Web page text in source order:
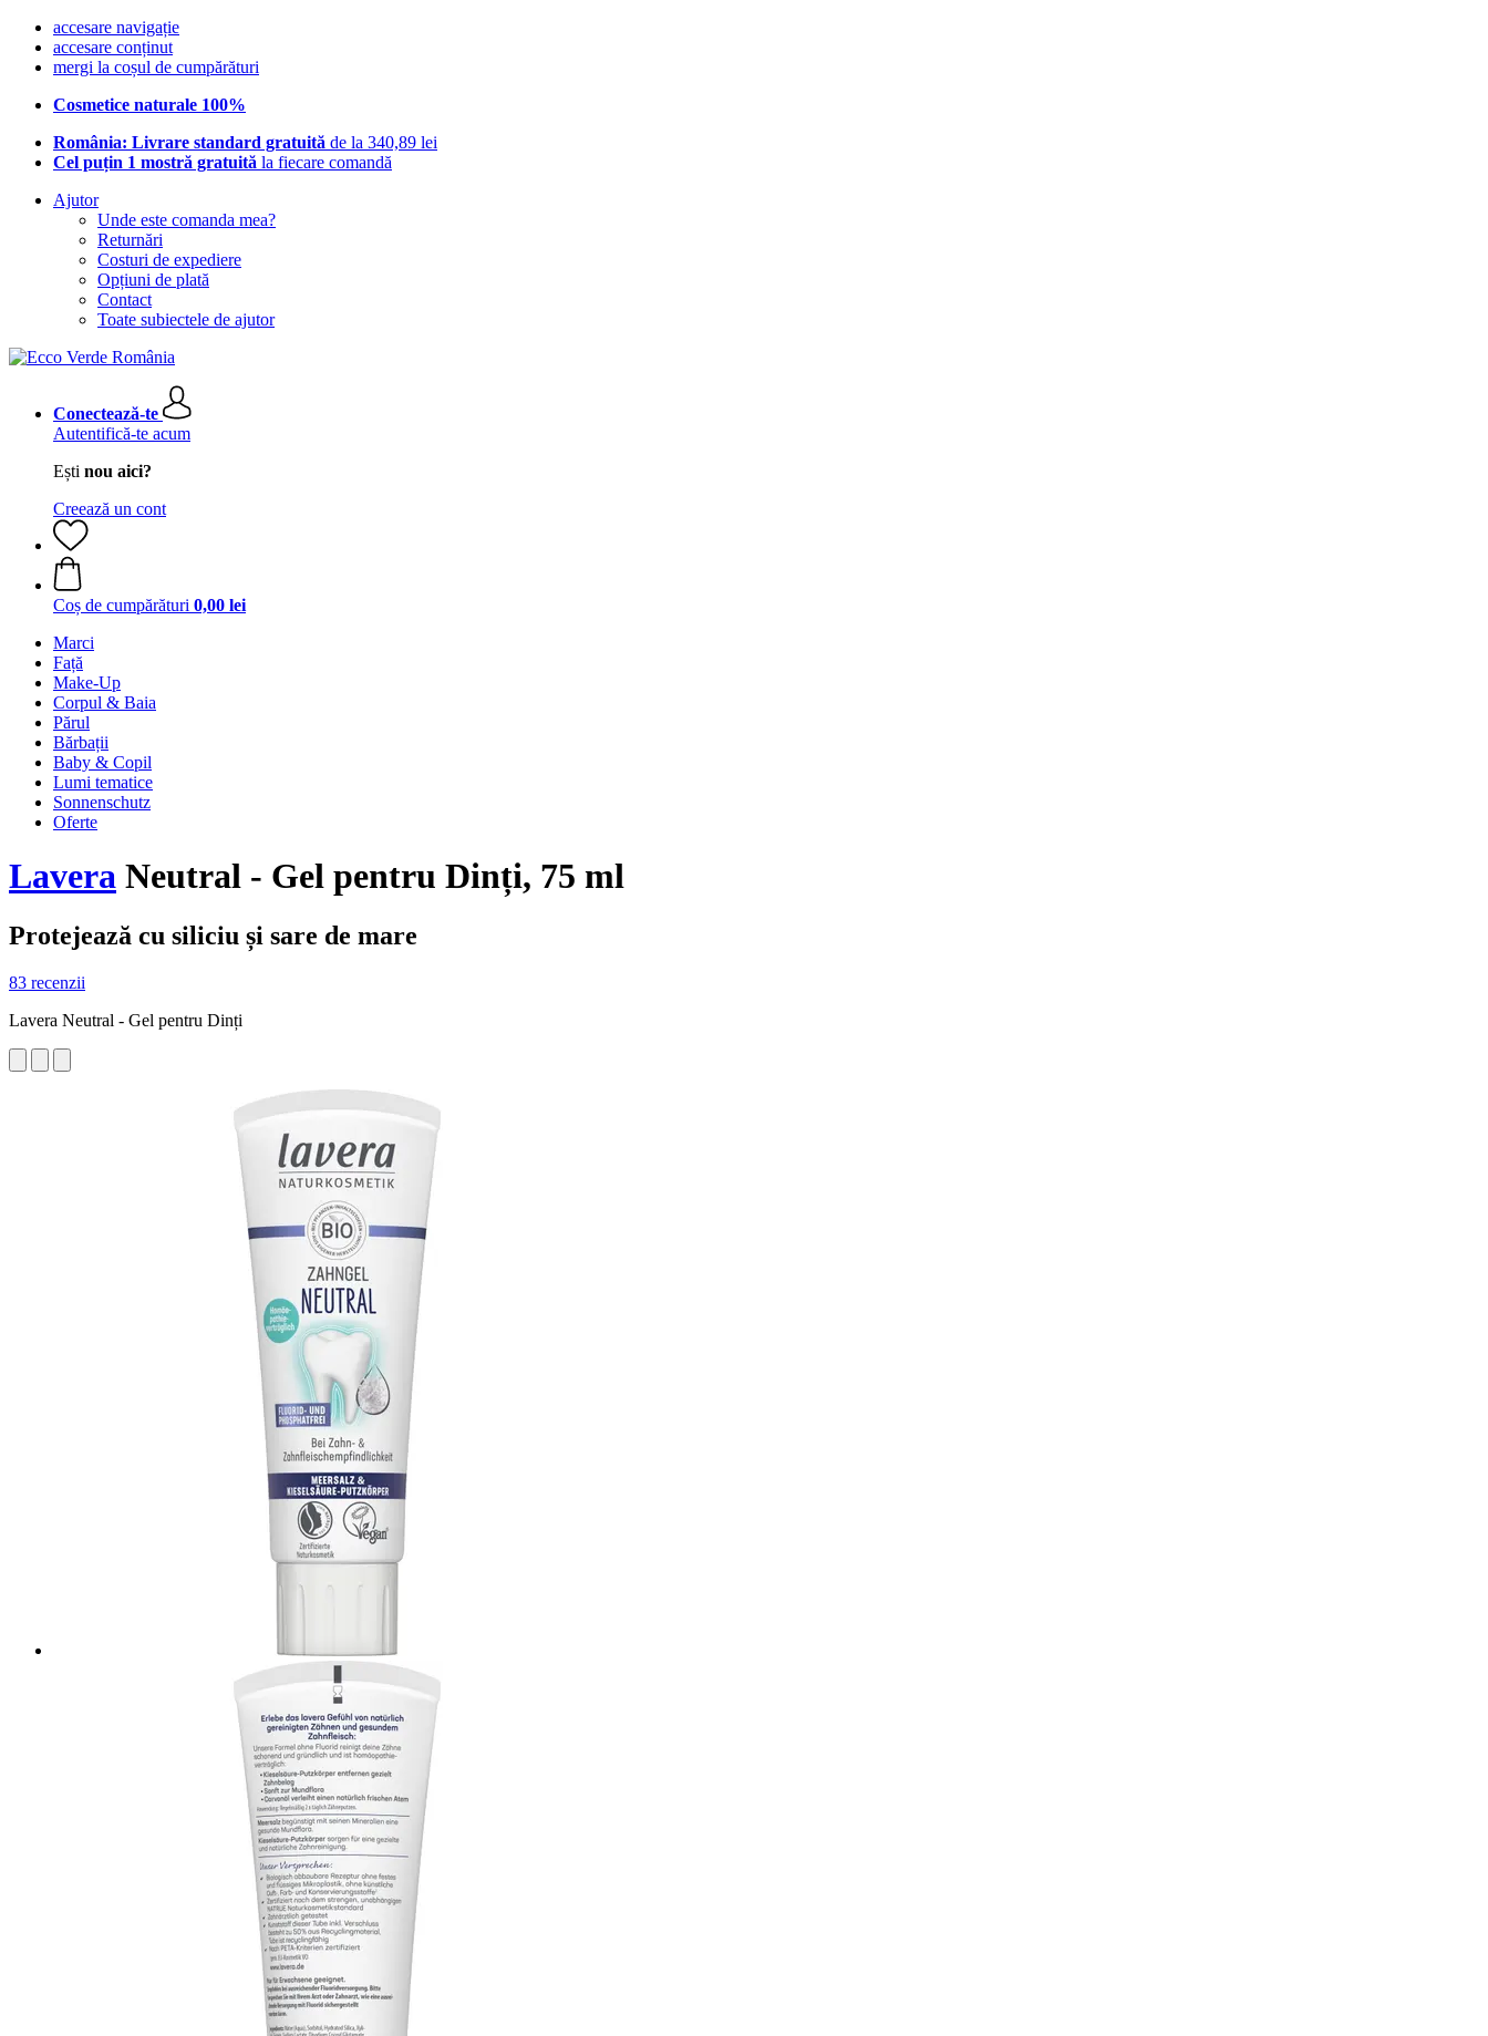
accesare navigație
accesare conținut
mergi la coșul de cumpărături
Cosmetice naturale 100%
România: Livrare standard gratuită de la 340,89 lei
Cel puțin 1 mostră gratuită la fiecare comandă
Ajutor
Unde este comanda mea?
Returnări
Costuri de expediere
Opțiuni de plată
Contact
Toate subiectele de ajutor
Conectează-te
Autentifică-te acum
Ești nou aici?
Creează un cont
Coș de cumpărături 0,00 lei
Marci
Față
Make-Up
Corpul & Baia
Părul
Bărbații
Baby & Copil
Lumi tematice
Sonnenschutz
Oferte
Lavera Neutral - Gel pentru Dinți, 75 ml
Protejează cu siliciu și sare de mare
83 recenzii
Lavera Neutral - Gel pentru Dinți